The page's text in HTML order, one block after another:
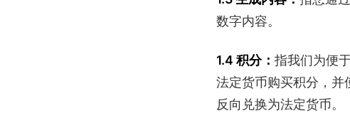
数字内容。
1.4 积分： 指我们为便
法定货币购买积分，
反向兑换为法定货币。